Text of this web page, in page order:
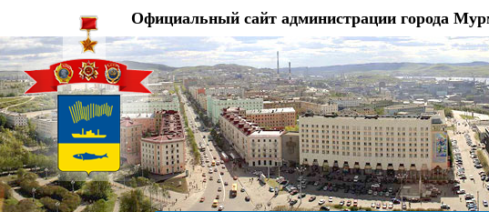
Официальный сайт администрации города